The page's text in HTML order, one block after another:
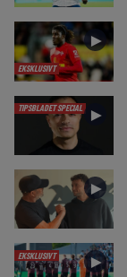
EKSKLUSIVT
►
TIPSBLADET SPECIAL ►
►
EKSKLUSIVT ►